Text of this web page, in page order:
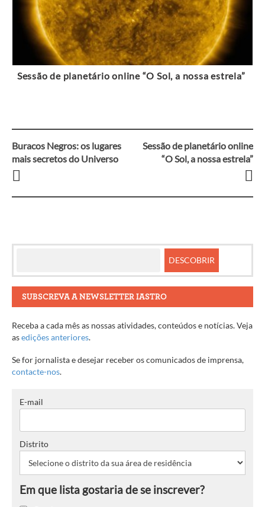
Sessão de planetário online “O Sol, a nossa estrela”
Navegação
entre
artigos
Buracos Negros: os lugares
mais secretos do Universo
Sessão de planetário online
“O Sol, a nossa estrela”
SUBSCREVA A NEWSLETTER IASTRO
Receba a cada mês as nossas atividades, conteúdos e notícias. Veja
asedições anteriores.
Se for jornalista e desejar receber os comunicados de imprensa,
contacte-nos.
E-mail
Distrito